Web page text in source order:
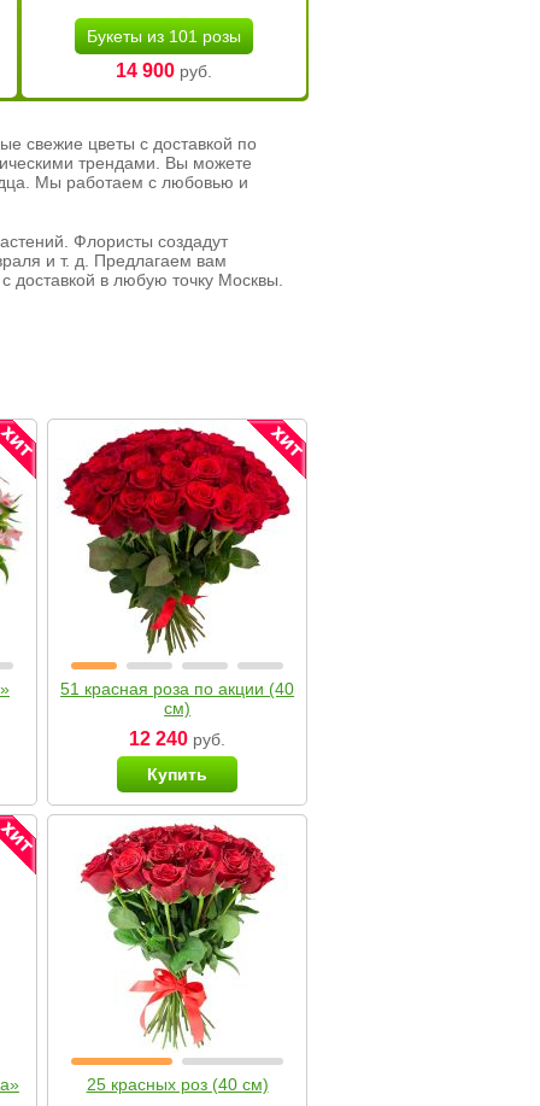
Букеты из 101 розы
14 900руб.
свежие цветы с доставкой по
трендами. Вы можете
Мы работаем с любовью и
Флористы создадут
и т. д. Предлагаем вам
в любую точку Москвы.
51 красная роза по акции (40
см)
12 240 руб.
Купить
25 красных роз (40 см)